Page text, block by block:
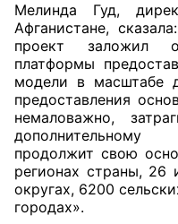
Мелинда Гуд,
Афганистане,
проект заложил
платформы
модели в масштабе
предоставления
немаловажно,
дополнительному
продолжит свою
регионах страны, 26
округах, 6200
городах».